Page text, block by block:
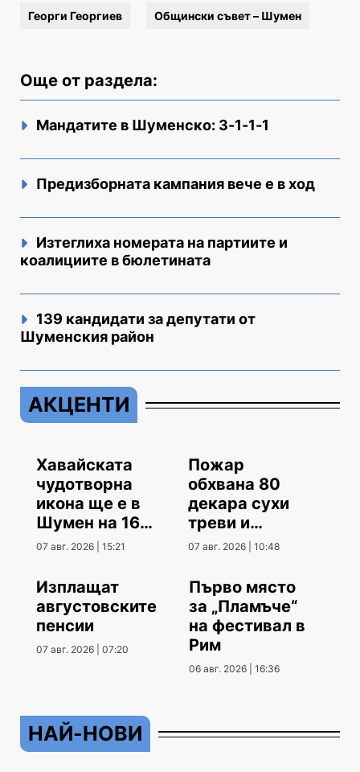
Георги Георгиев Общински съвет – Шумен
Още от раздела:
Мандатите в Шуменско: 3-1-1-1
Предизборната кампания вече е в ход
Изтеглиха номерата на партиите и
коалициите в бюлетината
139 кандидати за депутати от
Шуменския район
АКЦЕНТИ
Хавайската
чудотворна
икона ще е в
Шумен на 16
август
07 авг. 2026 | 15:21
Пожар
обхвана 80
декара сухи
треви и
храсти
07 авг. 2026 | 10:48
Изплащат
августовските
пенсии
07 авг. 2026 | 07:20
Първо място
за „Пламъче“
на фестивал в
Рим
06 авг. 2026 | 16:36
НАЙ-НОВИ